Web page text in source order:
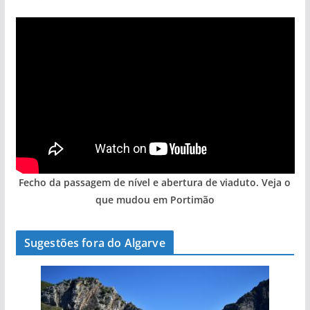
Fecho da passagem de nível e abertura de viaduto. Veja o
que mudou em Portimão
Sugestões fora do Algarve